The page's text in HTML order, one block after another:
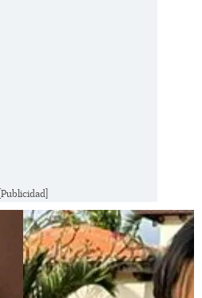
[Publicidad]